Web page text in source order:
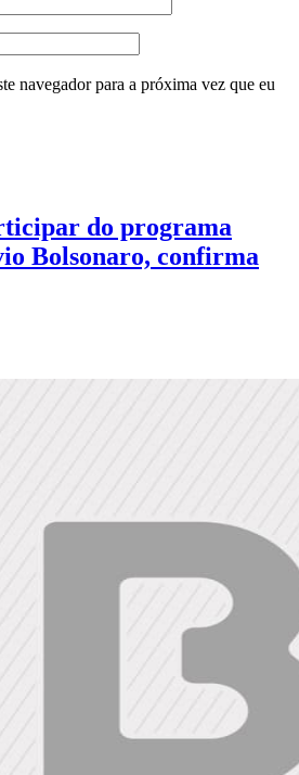
navegador para a próxima vez que eu
do programa
Bolsonaro, confirma